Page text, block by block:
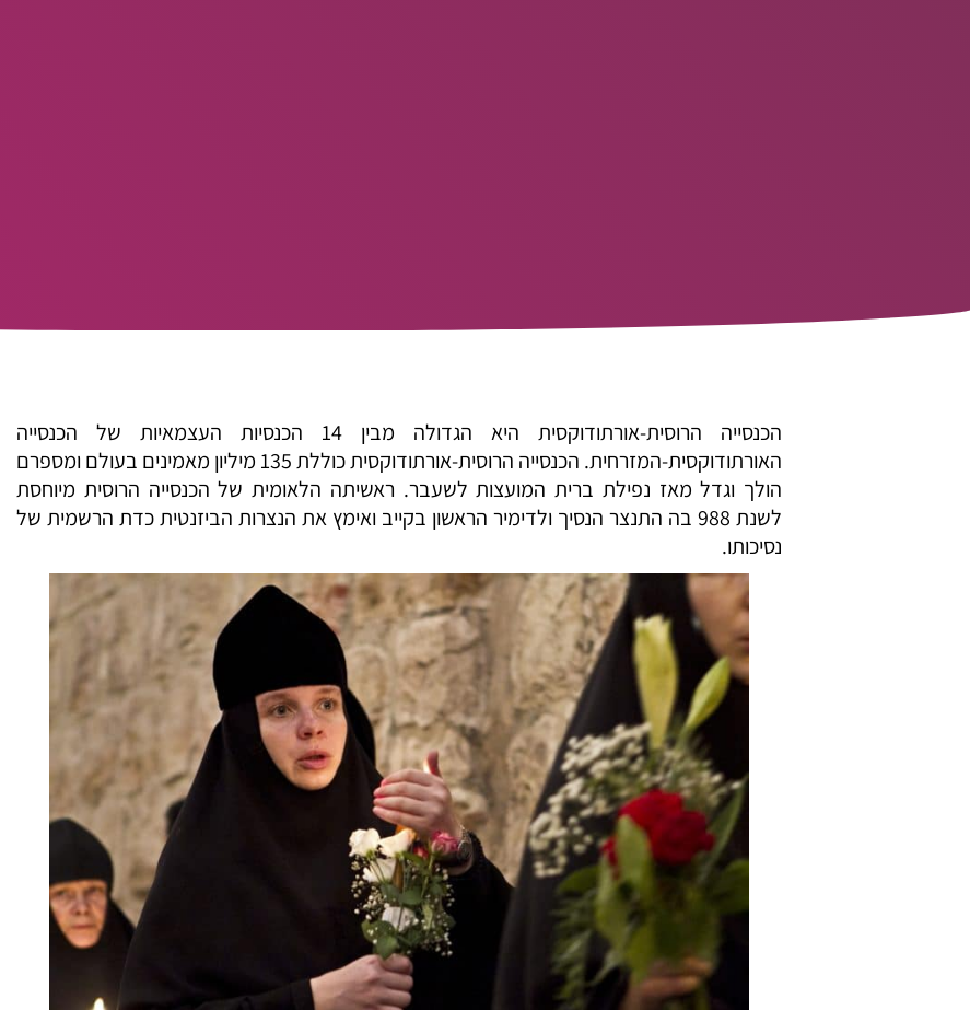
הכנסייה הרוסית-אורתודוקסית היא הגדולה מבין 14 הכנסיות העצמאיות של הכנסייה
האורתודוקסית-המזרחית. הכנסייה הרוסית-אורתודוקסית כוללת 135 מיליון מאמינים בעולם ומספרם
הולך וגדל מאז נפילת ברית המועצות לשעבר. ראשיתה הלאומית של הכנסייה הרוסית מיוחסת
לשנת 988 בה התנצר הנסיך ולדימיר הראשון בקייב ואימץ את הנצרות הביזנטית כדת הרשמית של
נסיכותו.